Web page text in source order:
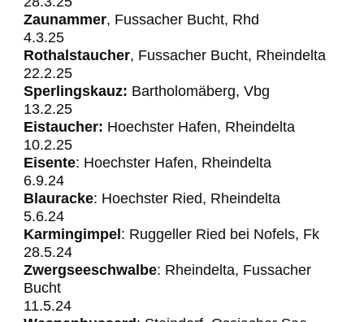
Zaunammer, Fussacher Bucht, Rhd
4.3.25
Rothalstaucher, Fussacher Bucht, Rheindelta
22.2.25
Sperlingskauz: Bartholomäberg, Vbg
13.2.25
Eistaucher: Hoechster Hafen, Rheindelta
10.2.25
Eisente: Hoechster Hafen, Rheindelta
6.9.24
Blauracke: Hoechster Ried, Rheindelta
5.6.24
Karmingimpel: Ruggeller Ried bei Nofels, Fk
28.5.24
Zwergseeschwalbe: Rheindelta, Fussacher
Bucht
11.5.24